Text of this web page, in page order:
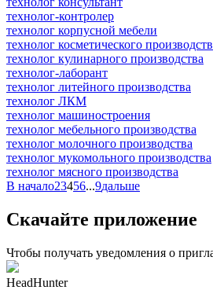
технолог-контролер
технолог корпусной мебели
технолог косметического
технолог кулинарного производства
технолог-лаборант
технолог литейного производства
технолог ЛКМ
технолог машиностроения
технолог мебельного производства
технолог молочного производства
технолог мукомольного производства
технолог мясного производства
В начало23456...9дальше
Скачайте приложение
Чтобы получать уведомления о
HeadHunter